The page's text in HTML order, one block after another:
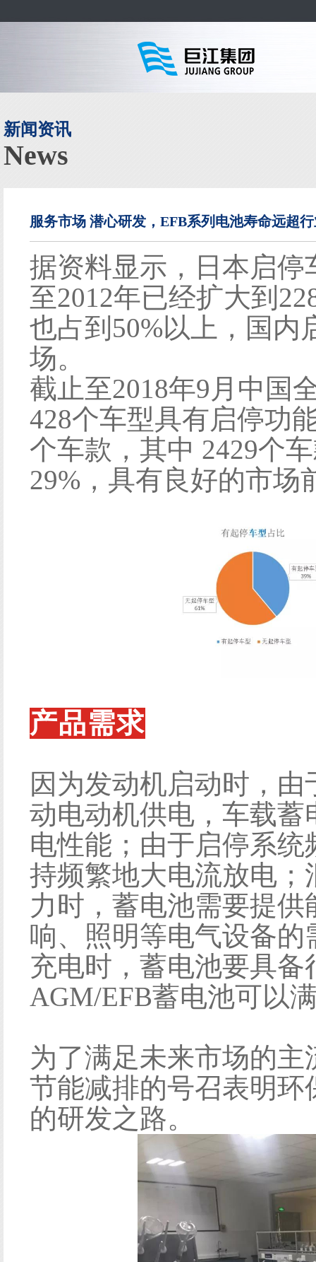
新闻资讯
News
服务市场 潜心研发，EFB系列电池寿命远超
据资料显示，日本启停
至2012年已经扩大到
也占到50%以上，国内
场。
截止至2018年9月中国
428个车型具有启停功
个车款，其中 2429个
29%，具有良好的市场
产品需求
因为发动机启动时，
动电动机供电，车载
电性能；由于启停系
持频繁地大电流放电
力时，蓄电池需要提
响、照明等电气设备
充电时，蓄电池要具
AGM/EFB蓄电池可以
为了满足未来市场的
节能减排的号召表明环
的研发之路。